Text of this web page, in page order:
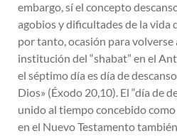
embargo, sí el concepto
agobios y dificultades de la vida
por tanto, ocasión para volverse
institución del “shabat” en el
el séptimo día es día de
Dios» (Éxodo 20,10). El “día de
unido al tiempo concebido como
en el Nuevo Testamento